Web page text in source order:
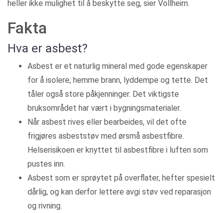
heller ikke mulighet til å beskytte seg, sier Vollheim.
Fakta
Hva er asbest?
Asbest er et naturlig mineral med gode egenskaper
for å isolere, hemme brann, lyddempe og tette. Det
tåler også store påkjenninger. Det viktigste
bruksområdet har vært i bygningsmaterialer.
Når asbest rives eller bearbeides, vil det ofte
frigjøres asbeststøv med ørsmå asbestfibre.
Helserisikoen er knyttet til asbestfibre i luften som
pustes inn.
Asbest som er sprøytet på overflater, hefter spesielt
dårlig, og kan derfor lettere avgi støv ved reparasjon
og rivning.